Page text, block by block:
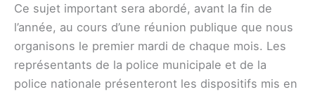
Ce sujet important sera abordé, avant la fin de
l’année, au cours d’une réunion publique que nous
organisons le premier mardi de chaque mois. Les
représentants de la police municipale et de la
police nationale présenteront les dispositifs mis en